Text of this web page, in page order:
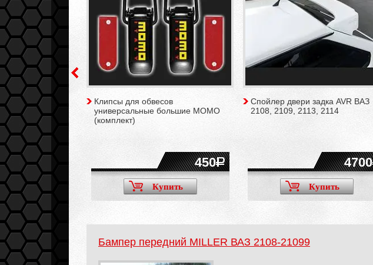
SPORT ВАЗ
2114
8458
Клипсы для обвесов
универсальные большие MOMO
(комплект)
450
Купить
Спойлер двери задка AVR ВАЗ
2108, 2109, 2113, 2114
4700
Купить
Бампер передний MILLER ВАЗ 2108-21099